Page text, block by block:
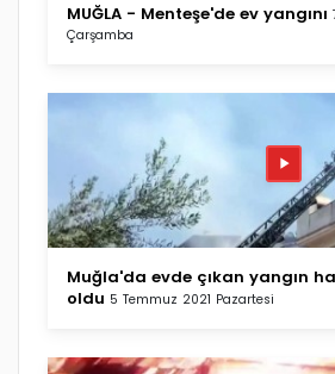
MUĞLA - Menteşe'de ev yangını
Çarşamba
Muğla'da evde çıkan yangın
oldu 5 Temmuz 2021 Pazartesi